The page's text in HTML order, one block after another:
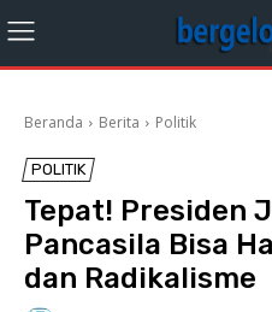
Beranda Berita Politik
POLITIK
Tepat! Presiden
Pancasila Bisa
dan Radikalisme